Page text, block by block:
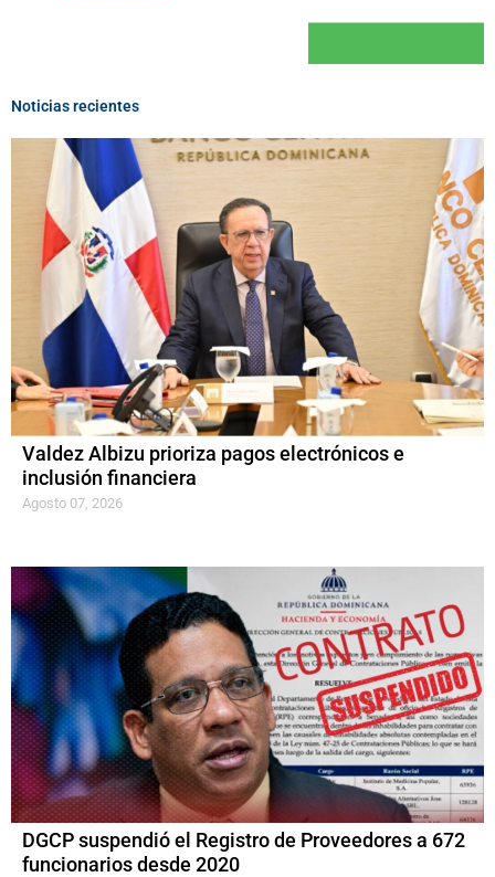
Noticias recientes
Valdez Albizu prioriza pagos electrónicos e
inclusión financiera
Agosto 07, 2026
DGCP suspendió el Registro de Proveedores a 672
funcionarios desde 2020